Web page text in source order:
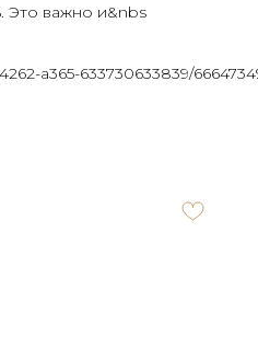
Это важно и&nbs
a365-633730633839/